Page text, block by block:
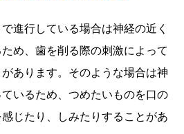
進行している場合は神経の近く
め、歯を削る際の刺激によって
あります。そのような場合は神
いるため、つめたいものを口の
じたり、しみたりすることがあ